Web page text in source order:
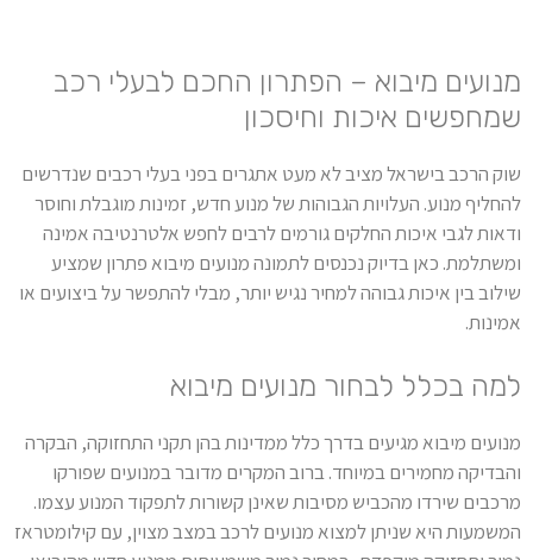
מנועים מיבוא – הפתרון החכם לבעלי רכב
שמחפשים איכות וחיסכון
שוק הרכב בישראל מציב לא מעט אתגרים בפני בעלי רכבים שנדרשים
להחליף מנוע. העלויות הגבוהות של מנוע חדש, זמינות מוגבלת וחוסר
ודאות לגבי איכות החלקים גורמים לרבים לחפש אלטרנטיבה אמינה
ומשתלמת. כאן בדיוק נכנסים לתמונה מנועים מיבוא פתרון שמציע
שילוב בין איכות גבוהה למחיר נגיש יותר, מבלי להתפשר על ביצועים או
אמינות.
למה בכלל לבחור מנועים מיבוא
מנועים מיבוא מגיעים בדרך כלל ממדינות בהן תקני התחזוקה, הבקרה
והבדיקה מחמירים במיוחד. ברוב המקרים מדובר במנועים שפורקו
מרכבים שירדו מהכביש מסיבות שאינן קשורות לתפקוד המנוע עצמו.
המשמעות היא שניתן למצוא מנועים לרכב במצב מצוין, עם קילומטראז